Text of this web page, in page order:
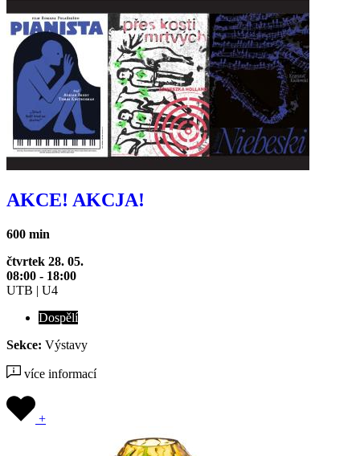
AKCE! AKCJA!
600 min
čtvrtek 28. 05.
08:00 - 18:00
UTB | U4
Dospělí
Sekce: Výstavy
více informací
+